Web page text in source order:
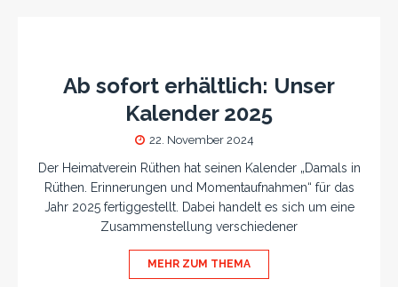
Ab sofort erhältlich: Unser
Kalender 2025
22. November 2024
Der Heimatverein Rüthen hat seinen Kalender „Damals in
Rüthen. Erinnerungen und Momentaufnahmen“ für das
Jahr 2025 fertiggestellt. Dabei handelt es sich um eine
Zusammenstellung verschiedener
MEHR ZUM THEMA